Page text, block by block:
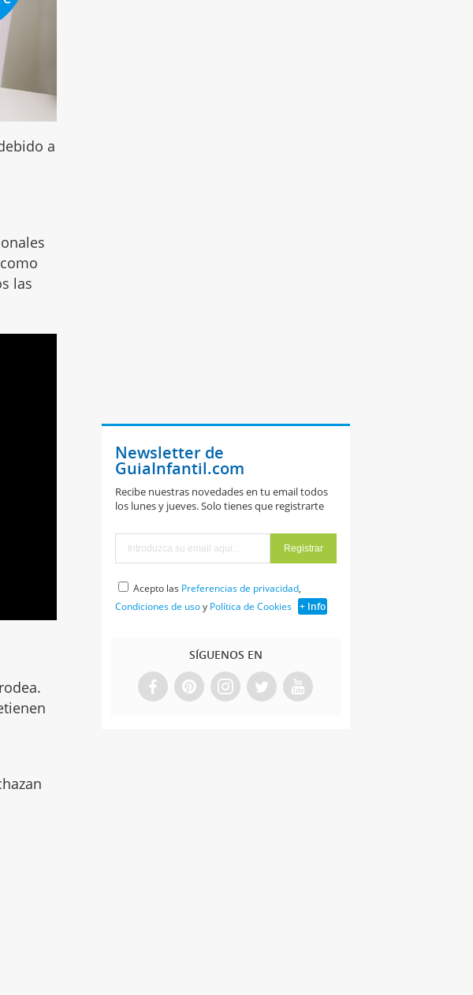
a
las
Newsletter de
GuiaInfantil.com
Recibe nuestras novedades en tu email todos
los lunes y jueves. Solo tienes que registrarte
Acepto las Preferencias de privacidad,
Condiciones de usoy Política de Cookies + Info
SÍGUENOS EN